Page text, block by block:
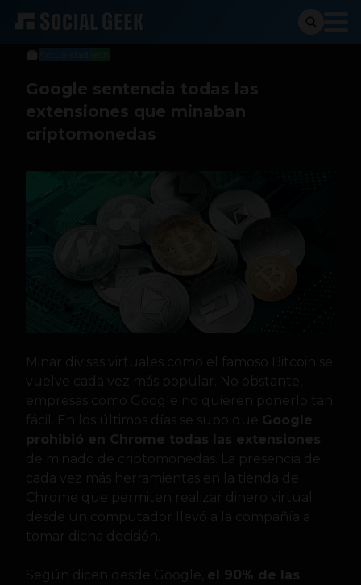
Stiven Cartagena
3 de abril de 2018
Google sentencia todas las
extensiones que minaban
criptomonedas
Minar divisas virtuales como el famoso Bitcoin se
vuelve cada vez más popular. No obstante,
empresas como Google no quieren ponerlo tan
fácil. En los últimos días se supo que Google
prohibió en Chrome todas las extensiones
de minado de criptomonedas. La presencia de
cada vez más herramientas en la tienda de
Chrome que permiten realizar dinero virtual
desde un computador llevó a la compañía a
tomar dicha decisión.
Según dicen desde Google, el 90% de las